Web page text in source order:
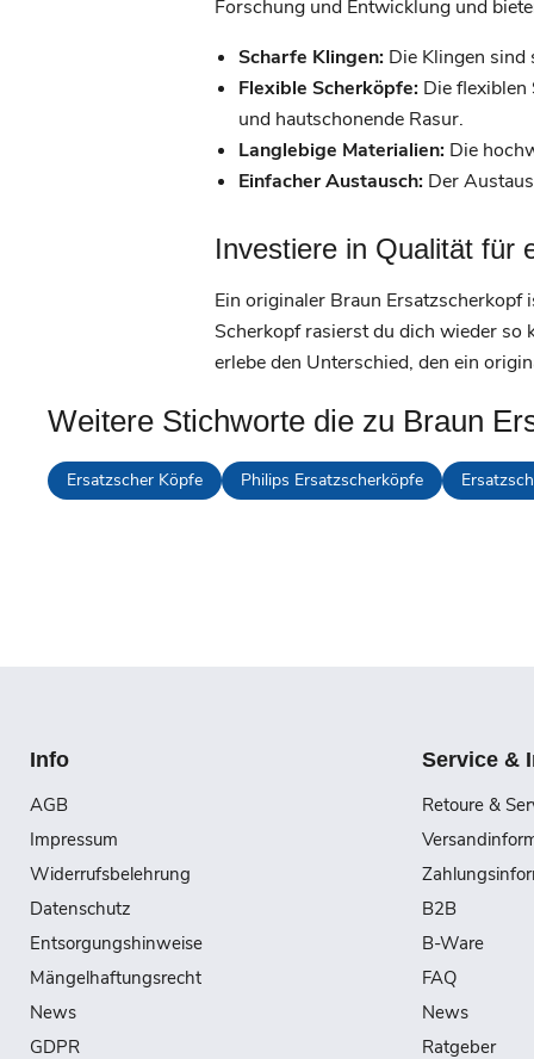
Forschung und Entwicklung und
Scharfe Klingen: Die Klingen sind
Flexible Scherköpfe: Die flexiblen
und hautschonende Rasur.
Langlebige Materialien: Die
Einfacher Austausch: Der
Investiere in Qualität für
Ein originaler Braun Ersatzscherkopf
Scherkopf rasierst du dich wieder so
erlebe den Unterschied, den ein
Weitere Stichworte die zu Braun
Ersatzscher Köpfe Philips Ersatzscherköpfe
Info
AGB
Impressum
Widerrufsbelehrung
Datenschutz
Entsorgungshinweise
Mängelhaftungsrecht
News
GDPR
Service &
Retoure &
B2B
B-Ware
FAQ
News
Ratgeber